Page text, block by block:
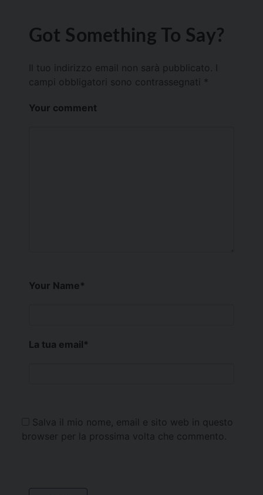
Got Something To Say?
Il tuo indirizzo email non sarà pubblicato.
campi obbligatori sono contrassegnati *
Your comment
Your Name*
La tua email*
Salva il mio nome, email e sito web in questo
browser per la prossima volta che commento.